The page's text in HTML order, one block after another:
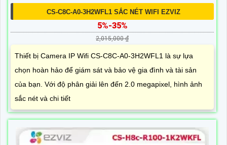
CS-C8C-A0-3H2WFL1 SẮC NÉT WIFI EZVIZ
5%-35%
2,015,000 ₫
Thiết bị Camera IP Wifi CS-C8C-A0-3H2WFL1 là sự lựa
chọn hoàn hảo để giám sát và bảo vệ gia đình và tài sản
của bạn. Với độ phân giải lên đến 2.0 megapixel, hình ảnh
sắc nét và chi tiết